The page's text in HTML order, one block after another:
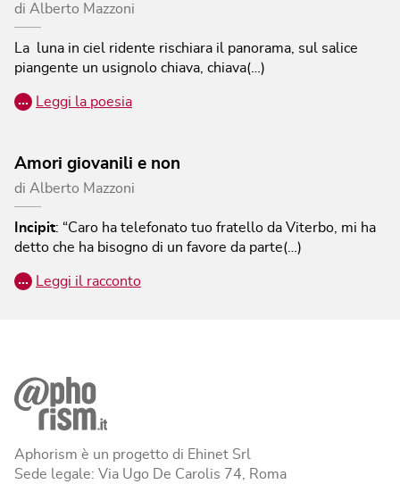
di Alberto Mazzoni
La luna in ciel ridente rischiara il panorama, sul salice
piangente un usignolo chiava, chiava(…)
… Leggi la poesia
Amori giovanili e non
di Alberto Mazzoni
Incipit: “Caro ha telefonato tuo fratello da Viterbo, mi ha
detto che ha bisogno di un favore da parte(…)
… Leggi il racconto
Aphorism è un progetto di Ehinet Srl
Sede legale: Via Ugo De Carolis 74, Roma